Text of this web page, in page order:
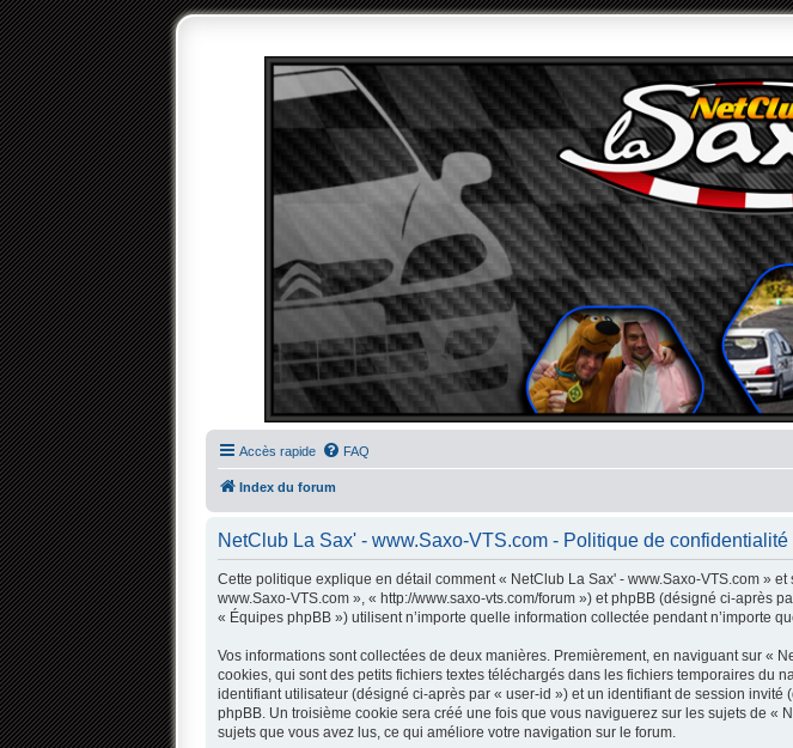
Accès rapide FAQ
Index du forum
NetClub La Sax' - www.Saxo-VTS.com - Politique de confidentialité
Cette politique explique en détail comment « NetClub La Sax' - www.Saxo-VTS.com »
www.Saxo-VTS.com », « http://www.saxo-vts.com/forum ») et phpBB (désigné ci-après
« Équipes phpBB ») utilisent n’importe quelle information collectée pendant n’importe
Vos informations sont collectées de deux manières. Premièrement, en naviguant sur «
cookies, qui sont des petits fichiers textes téléchargés dans les fichiers temporaires du
identifiant utilisateur (désigné ci-après par « user-id ») et un identifiant de session
phpBB. Un troisième cookie sera créé une fois que vous naviguerez sur les sujets de «
sujets que vous avez lus, ce qui améliore votre navigation sur le forum.